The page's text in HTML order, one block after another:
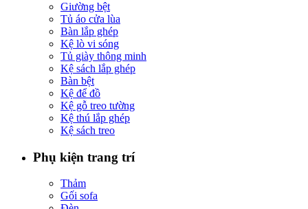
Giường bệt
Tủ áo cửa lùa
Bàn lắp ghép
Kệ lò vi sóng
Tủ giày thông minh
Kệ sách lắp ghép
Bàn bệt
Kệ để đồ
Kệ gỗ treo tường
Kệ thú lắp ghép
Kệ sách treo
Phụ kiện trang trí
Thảm
Gối sofa